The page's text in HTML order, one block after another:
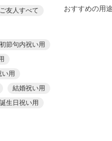
ご友人すべて
おすすめの用
初節句内祝い用
い用
結婚祝い用
生日祝い用